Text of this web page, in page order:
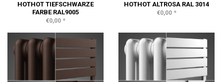
HOTHOT TIEFSCHWARZE
FARBE RAL9005
€0,00 *
HOTHOT ALTROSA RAL 3014
€0,00 *